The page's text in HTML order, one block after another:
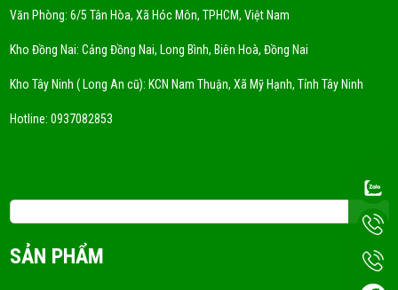
FRI 05, 2026
DUNG MÔI CYCLOHEXANE UY TÍN
FRI 05, 2026
Dung Môi A150 Là Gì? Ứng Dụng!
Văn Phòng: 6/5 Tân Hòa, Xã Hóc Môn, TPHCM, Việt Nam
Kho Đồng Nai: Cảng Đồng Nai, Long Bình, Biên Hoà, Đồng Nai
Kho Tây Ninh ( Long An cũ): KCN Nam Thuận, Xã Mỹ Hạnh, Tỉnh Tây Ninh
Hotline: 0937082853
SẢN PHẨM